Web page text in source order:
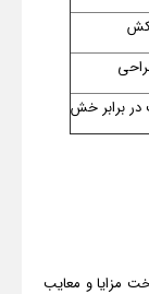
در برابر خش
مزایا و معایب